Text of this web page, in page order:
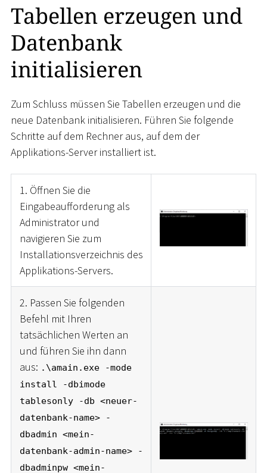
Tabellen erzeugen und
Datenbank
initialisieren
Zum Schluss müssen Sie Tabellen erzeugen und die
neue Datenbank initialisieren. Führen Sie folgende
Schritte auf dem Rechner aus, auf dem der
Applikations-Server installiert ist.
1. Öffnen Sie die
Eingabeaufforderung als
Administrator und
navigieren Sie zum
Installationsverzeichnis des
Applikations-Servers.
2. Passen Sie folgenden
Befehl mit Ihren
tatsächlichen Werten an
und führen Sie ihn dann
aus: .\amain.exe -mode
install -dbimode
tablesonly -db <neuer-
datenbank-name> -
dbadmin <mein-
datenbank-admin-name> -
dbadminpw <mein-